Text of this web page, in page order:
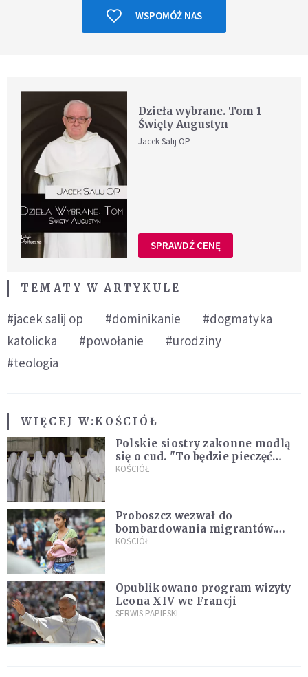
WSPOMÓŻ NAS
Dzieła wybrane. Tom 1
Święty Augustyn
Jacek Salij OP
SPRAWDŹ CENĘ
TEMATY W ARTYKULE
#jacek salij op #dominikanie
#dogmatyka
katolicka
#powołanie
#urodziny
#teologia
WIĘCEJ W:KOŚCIÓŁ
Polskie siostry zakonne modlą
się o cud. "To będzie pieczęć
Pana Boga dla naszej wiary"
KOŚCIÓŁ
Proboszcz wezwał do
bombardowania migrantów.
"Masowy ogień przeciwko
KOŚCIÓŁ
Opublikowano program wizyty
Leona XIV we Francji
SERWIS PAPIESKI